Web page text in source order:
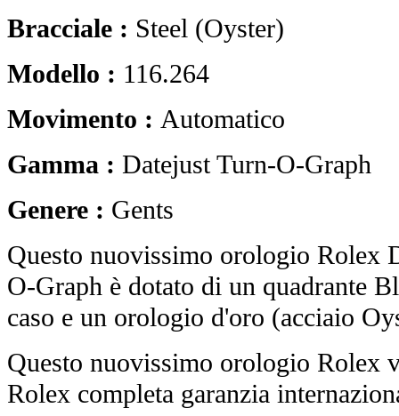
Bracciale : Steel (Oyster)
Modello : 116.264
Movimento : Automatico
Gamma : Datejust Turn-O-Graph
Genere : Gents
Questo nuovissimo orologio Rolex
O-Graph è dotato di un quadrante
caso e un orologio d'oro (acciaio
Questo nuovissimo orologio Rolex
Rolex completa garanzia